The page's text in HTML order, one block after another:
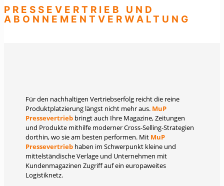
PRESSEVERTRIEB UND
ABONNEMENTVERWALTUNG
Für den nachhaltigen Vertriebserfolg reicht die reine
Produktplatzierung längst nicht mehr aus. MuP
Pressevertrieb bringt auch Ihre Magazine, Zeitungen
und Produkte mithilfe moderner Cross-Selling-Strategien
dorthin, wo sie am besten performen. Mit MuP
Pressevertrieb haben im Schwerpunkt kleine und
mittelständische Verlage und Unternehmen mit
Kundenmagazinen Zugriff auf ein europaweites
Logistiknetz.